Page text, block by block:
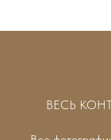
ВЕСЬ